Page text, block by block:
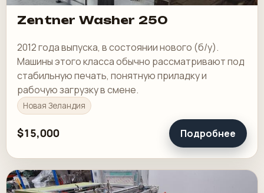
Zentner Washer 250
2012 года выпуска, в состоянии нового (б/у).
Машины этого класса обычно рассматривают под
стабильную печать, понятную приладку и
рабочую загрузку в смене.
Новая Зеландия
$15,000 Подробнее